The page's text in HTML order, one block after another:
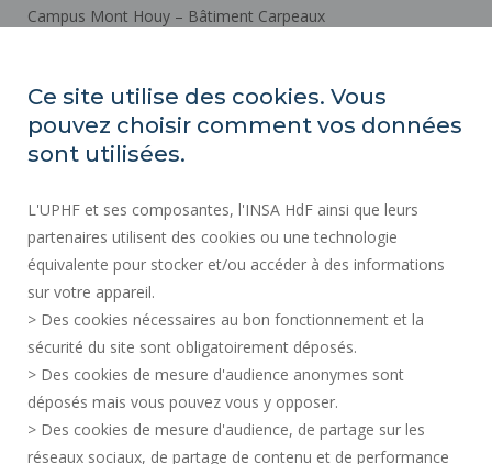
Campus Mont Houy – Bâtiment Carpeaux
Contacts
ACTES RÉGLEMENTAIRES
MENTIONS LÉGALES
MARCHÉS PUBLICS
CRÉDITS
RECRUTEMENTS
PLAN DU SITE
DONNÉES PERSONNELLES
Ce site utilise des cookies. Vous
pouvez choisir comment vos données
sont utilisées.
L'UPHF et ses composantes, l'INSA HdF ainsi que leurs
partenaires utilisent des cookies ou une technologie
équivalente pour stocker et/ou accéder à des informations
sur votre appareil.
> Des cookies nécessaires au bon fonctionnement et la
sécurité du site sont obligatoirement déposés.
> Des cookies de mesure d'audience anonymes sont
déposés mais vous pouvez vous y opposer.
> Des cookies de mesure d'audience, de partage sur les
réseaux sociaux, de partage de contenu et de performance